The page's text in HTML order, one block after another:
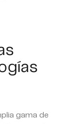
gama de